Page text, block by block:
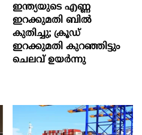
ഇന്ത്യയുടെ എണ്ണ
ഇറക്കുമതി ബിൽ
കുതിച്ചു; ക്രൂഡ്
ഇറക്കുമതി കുറഞ്ഞിട്ടും
ചെലവ് ഉയർന്നു